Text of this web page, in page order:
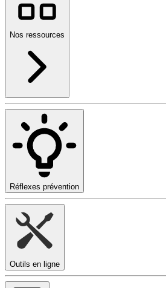
Nos ressources
Réflexes prévention
Outils en ligne